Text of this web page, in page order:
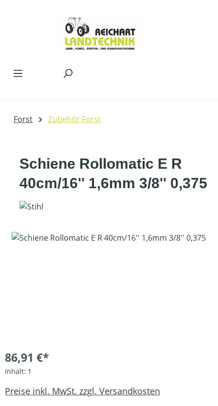
Forst Zubehör Forst
Schiene Rollomatic E R
40cm/16'' 1,6mm 3/8'' 0,375
Bildergalerie überspringen
86,91 €*
Inhalt: 1
Preise inkl. MwSt. zzgl. Versandkosten